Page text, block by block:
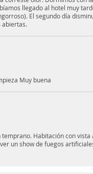
llegado al hotel muy
El segundo día
abiertas.
Muy buena
Habitación con vista
un show de fuegos